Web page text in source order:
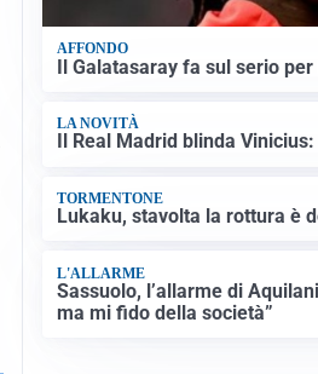
AFFONDO
Il Galatasaray fa sul serio per
LA NOVITÀ
Il Real Madrid blinda
TORMENTONE
Lukaku, stavolta la rottura è
L'ALLARME
Sassuolo, l’allarme di
ma mi fido della società”